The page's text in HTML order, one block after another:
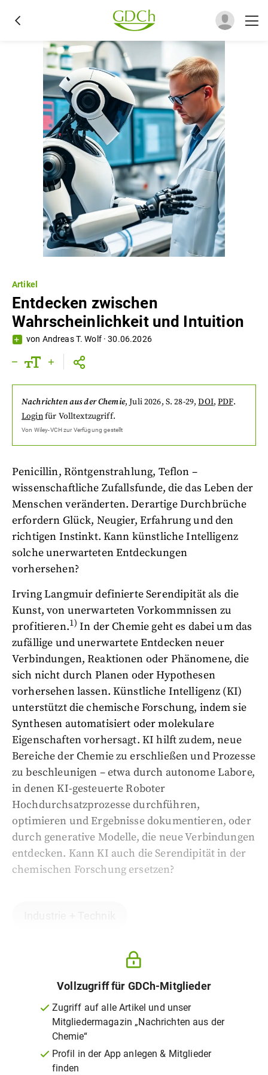
Artikel
Entdecken zwischen
Wahrscheinlichkeit und Intuition
von Andreas T. Wolf·30.06.2026
Nachrichten aus der Chemie,Juli 2026, S. 28-29,DOI,PDF.
Loginfür Volltextzugriff.
Von Wiley-VCHzur Verfügung gestellt
Penicillin, Röntgenstrahlung, Teflon –
wissenschaftliche Zufallsfunde, die das Leben der
Menschen veränderten. Derartige Durchbrüche
erfordern Glück, Neugier, Erfahrung und den
richtigen Instinkt. Kann künstliche Intelligenz
solche unerwarteten Entdeckungen
vorhersehen?
Irving Langmuir definierte Serendipität als die
Kunst, von unerwarteten Vorkommnissen zu
profitieren.1) In der Chemie geht es dabei um das
zufällige und unerwartete Entdecken neuer
Verbindungen, Reaktionen oder Phänomene, die
sich nicht durch Planen oder Hypothesen
vorhersehen lassen.Künstliche Intelligenz (KI)
unterstützt die chemische Forschung, indem sie
Synthesen automatisiert oder molekulare
Eigenschaften vorhersagt. KI hilft zudem, neue
Bereiche der Chemie zu erschließen und Prozesse
zu beschleunigen – etwa durch autonome Labore,
in denen KI-gesteuerte Roboter
Hochdurchsatzprozesse durchführen,
optimieren und Ergebnisse dokumentieren, oder
durch generative Modelle, die neue Verbindungen
entdecken. Kann KI auch die Serendipität in der
chemischen Forschung ersetzen?
Vollzugriff für GDCh-Mitglieder
Zugriff auf alle Artikel und unser
Mitgliedermagazin „Nachrichten aus der
Chemie“
Profil in der App anlegen & Mitglieder
finden